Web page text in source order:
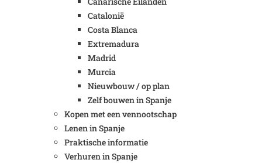
Catalonië
Costa Blanca
Extremadura
Madrid
Murcia
Nieuwbouw / op plan
Zelf bouwen in Spanje
Kopen met een vennootschap
Lenen in Spanje
Praktische informatie
Verhuren in Spanje